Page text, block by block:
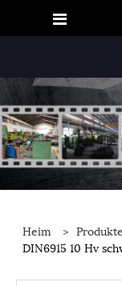
Heim > Produkte
DIN6915 10 Hv